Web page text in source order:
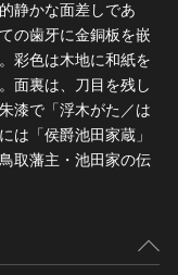
静かな面差しであ
の歯牙に金銅板を嵌
彩色は木地に和紙を
面裏は、刀目を残し
漆で「浮木がた／は
は「侯爵池田家蔵」
取藩主・池田家の伝